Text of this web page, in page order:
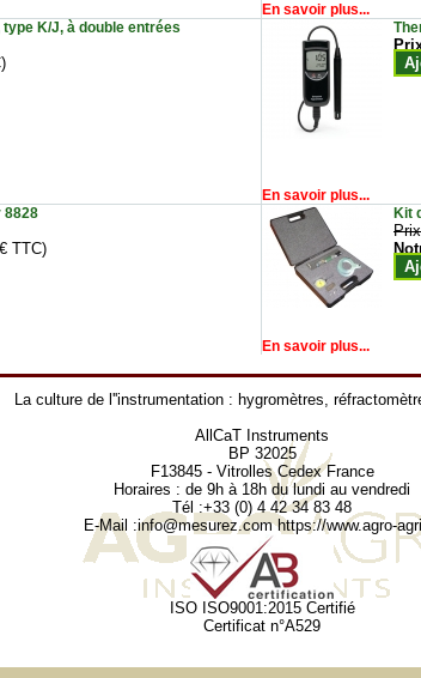
En savoir plus...
K/J, à double entrées
En savoir plus...
8828
TTC)
Kit
En savoir plus...
La culture de l''instrumentation : hygromètres,
AllCaT Instruments
BP 32025
F13845 - Vitrolles Cedex France
Horaires : de 9h à 18h du lundi au vendredi
Tél :+33 (0) 4 42 34 83 48
E-Mail :info@mesurez.com https://www.agro-
ISO ISO9001:2015 Certifié
Certificat n°A529